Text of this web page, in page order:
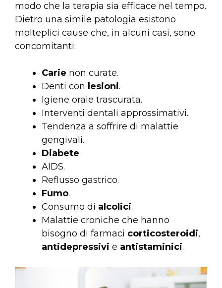
modo che la terapia sia efficace nel tempo.
Dietro una simile patologia esistono
molteplici cause che, in alcuni casi, sono
concomitanti:
Carie non curate.
Denti con lesioni.
Igiene orale trascurata.
Interventi dentali approssimativi.
Tendenza a soffrire di malattie
gengivali.
Diabete.
AIDS.
Reflusso gastrico.
Fumo.
Consumo di alcolici.
Malattie croniche che hanno
bisogno di farmaci corticosteroidi,
antidepressivi e antistaminici.